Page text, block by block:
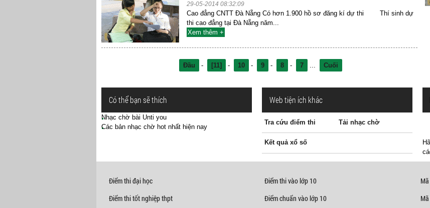
29-05-2014 08:32:09
Cao đẳng CNTT Đà Nẵng Có hơn 1.900 hồ sơ đăng kí dự thi Thí sinh dự
thi cao đẳng tại Đà Nẵng năm...
Xem thêm +
Đầu - [11] - 10 - 9 - 8 - 7 ... Cuối
Có thể bạn sẽ thích
Nhạc chờ bài Unti you
Các bản nhạc chờ hot nhất hiện nay
Web tiện ích khác
Tra cứu điểm thi Tải nhạc chờ
Kết quả xổ số
Điểm thi đại học Điểm thi vào lớp 10
Điểm thi tốt nghiệp thpt
Điểm chuẩn vào lớp 10